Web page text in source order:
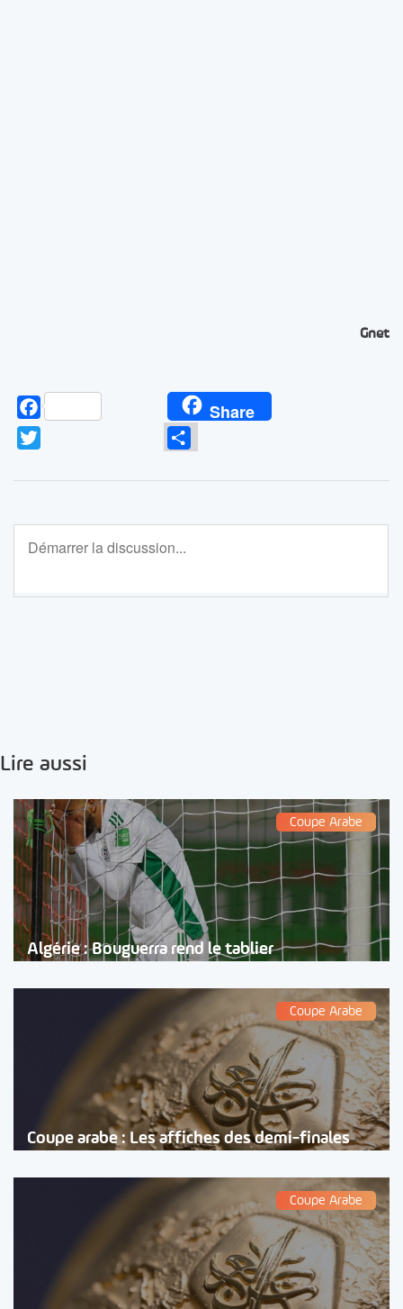
Gnet
Facebook Share
Partager
Lire aussi
Coupe Arabe
Algérie : Bouguerra rend le tablier
Coupe Arabe
Coupe arabe : Les affiches des demi-finales
Coupe Arabe